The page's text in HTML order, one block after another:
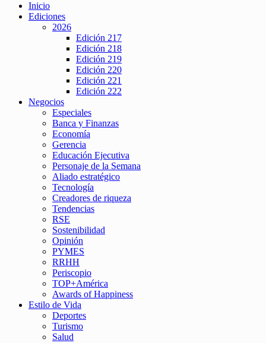
Inicio
Ediciones
2026
Edición 217
Edición 218
Edición 219
Edición 220
Edición 221
Edición 222
Negocios
Especiales
Banca y Finanzas
Economía
Gerencia
Educación Ejecutiva
Personaje de la Semana
Aliado estratégico
Tecnología
Creadores de riqueza
Tendencias
RSE
Sostenibilidad
Opinión
PYMES
RRHH
Periscopio
TOP+América
Awards of Happiness
Estilo de Vida
Deportes
Turismo
Salud